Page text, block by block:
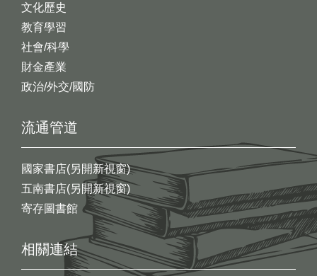
文化歷史
教育學習
社會/科學
財金產業
政治/外交/國防
流通管道
國家書店(另開新視窗)
五南書店(另開新視窗)
寄存圖書館
相關連結